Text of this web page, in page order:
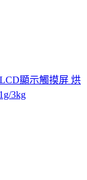
顯示觸摸屏 烘
3kg